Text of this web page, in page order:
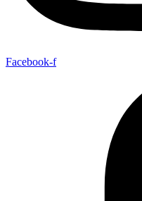
Facebook-f